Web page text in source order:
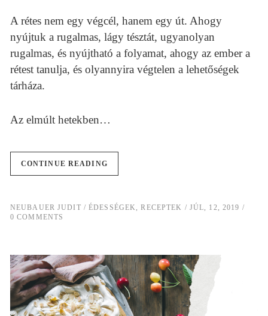
A rétes nem egy végcél, hanem egy út. Ahogy
nyújtuk a rugalmas, lágy tésztát, ugyanolyan
rugalmas, és nyújtható a folyamat, ahogy az ember a
rétest tanulja, és olyannyira végtelen a lehetőségek
tárháza.
Az elmúlt hetekben…
CONTINUE READING
NEUBAUER JUDIT ÉDESSÉGEK,RECEPTEK
JÚL, 12, 2019
0 COMMENTS